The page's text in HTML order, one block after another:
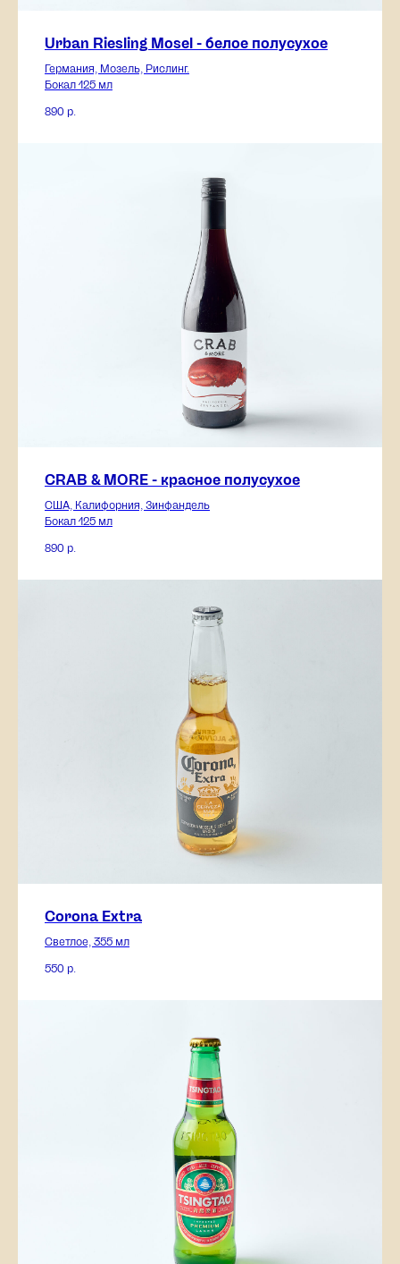
Urban Riesling Mosel - белое полусухое
Германия, Мозель, Рислинг.
Бокал 125 мл
890 р.
CRAB & MORE - красное полусухое
США, Калифорния, Зинфандель
Бокал 125 мл
890 р.
Corona Extra
Светлое, 355 мл
550 р.